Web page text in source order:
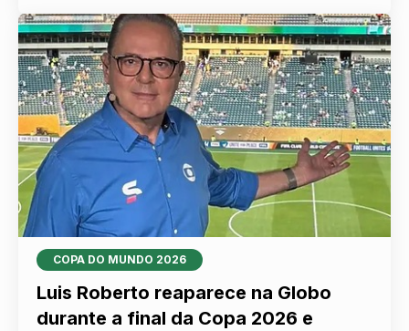
COPA DO MUNDO 2026
Luis Roberto reaparece na Globo
durante a final da Copa 2026 e